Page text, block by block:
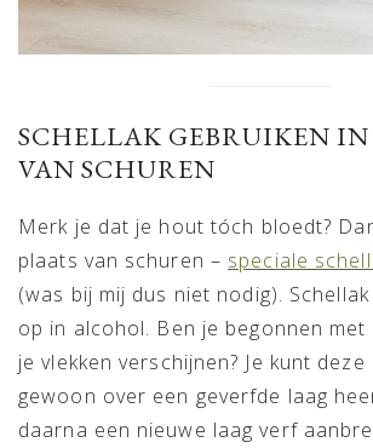
SCHELLAK GEBRUIKEN IN
VAN SCHUREN
Merk je dat je hout tóch bloedt?
plaats van schuren – speciale
(was bij mij dus niet nodig).
op in alcohol. Ben je begonnen met
je vlekken verschijnen? Je kunt
gewoon over een geverfde laag
daarna een nieuwe laag verf